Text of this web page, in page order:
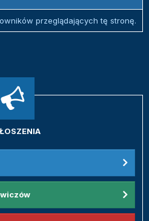
przeglądających tę stronę.